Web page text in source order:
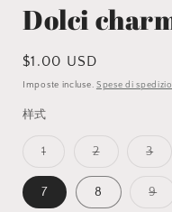
modale
Dolci
Prezzo
di
listino
$1.00 USD
Imposte incluse. Spese di
样式
1Variante
o
non
disponibile
2Variante
o
non
disponibile
3
non
7 8 9